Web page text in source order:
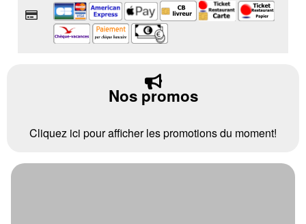
Nos promos
Cliquez ici pour afficher les promotions du moment!